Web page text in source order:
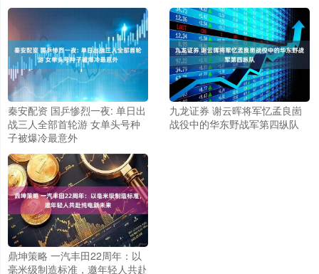
秦安配资 国乒惨烈一夜: 单日出
战三人全部首轮游 女单头号种
子被爆冷最意外
九龙证券 谢云晖将军忆孟良崮
战役中的华东野战军第四纵队
鼎坤策略 一汽丰田22周年：以
毫米级制造标准，邀年轻人共赴